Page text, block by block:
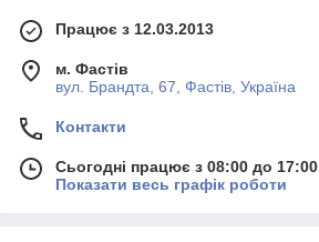
Працює з 12.03.2013
м. Фастів
вул. Брандта, 67, Фастів, Україна
Контакти
Сьогодні працює з 08:00 до 17:00
Показати весь графік роботи